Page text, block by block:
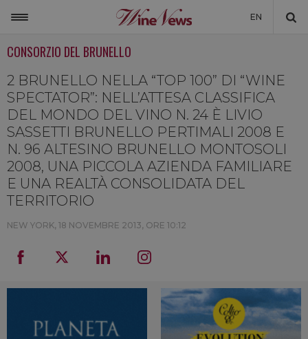
EN
MONDO
NON SOLO VINO
NEWSLETTER
DICONO DI NOI
CONSORZIO DEL BRUNELLO
2 BRUNELLO NELLA “TOP 100” DI “WINE
SPECTATOR”: NELL’ATTESA CLASSIFICA
DEL MONDO DEL VINO N. 24 È LIVIO
SASSETTI BRUNELLO PERTIMALI 2008 E
N. 96 ALTESINO BRUNELLO MONTOSOLI
2008, UNA PICCOLA AZIENDA FAMILIARE
E UNA REALTÀ CONSOLIDATA DEL
TERRITORIO
NEW YORK, 18 NOVEMBRE 2013, ORE 10:12